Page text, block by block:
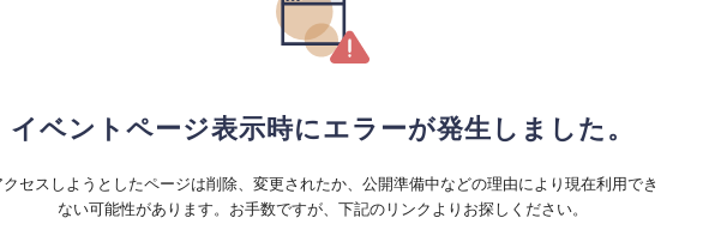
イベントページ表示時にエラーが発生しました。
クセスしようとしたページは削除、変更されたか、公開準備中などの理由により現在利用でき
ない可能性があります。お手数ですが、下記のリンクよりお探しください。